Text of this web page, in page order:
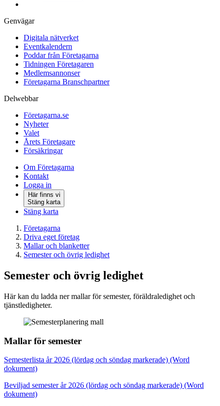
Genvägar
Digitala nätverket
Eventkalendern
Poddar från Företagarna
Tidningen Företagaren
Medlemsannonser
Företagarna Branschpartner
Delwebbar
Företagarna.se
Nyheter
Valet
Årets Företagare
Försäkringar
Om Företagarna
Kontakt
Logga in
Här finns vi
Stäng karta
Stäng karta
Företagarna
Driva eget företag
Mallar och blanketter
Semester och övrig ledighet
Semester och övrig ledighet
Här kan du ladda ner mallar för semester, föräldraledighet och
tjänstledigheter.
Mallar för semester
Semesterlista år 2026 (lördag och söndag markerade) (Word
dokument)
Beviljad semester år 2026 (lördag och söndag markerade) (Word
dokument)